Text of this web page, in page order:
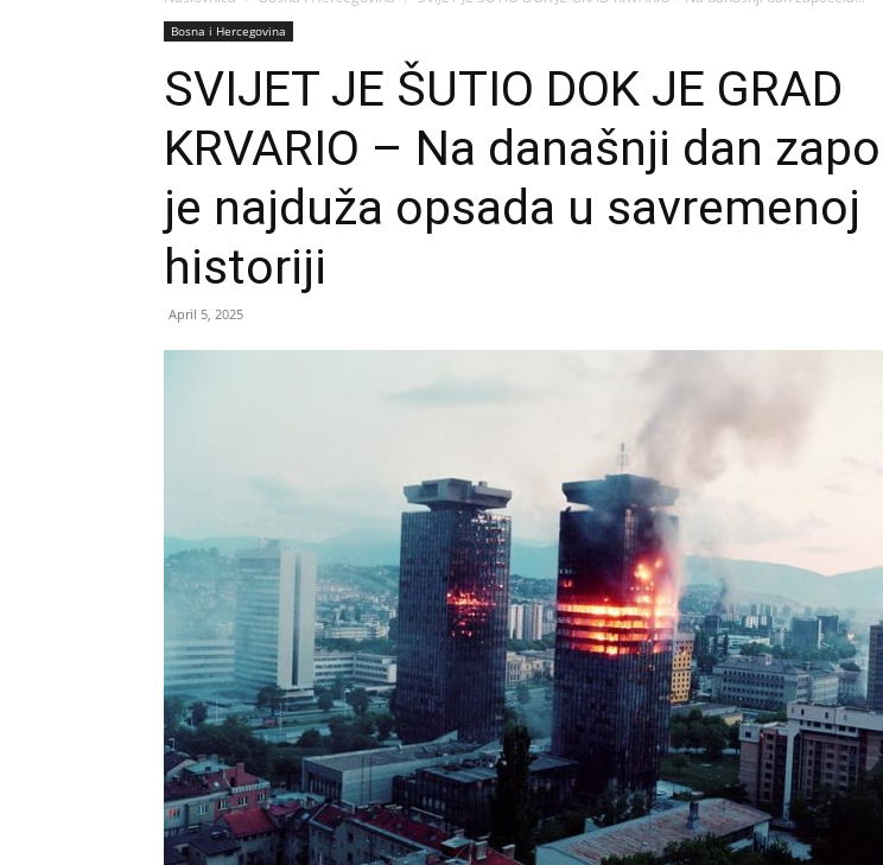
Bosna i Hercegovina
SVIJET JE ŠUTIO DOK JE GRAD
KRVARIO – Na današnji dan
je najduža opsada u savremenoj
historiji
April 5, 2025